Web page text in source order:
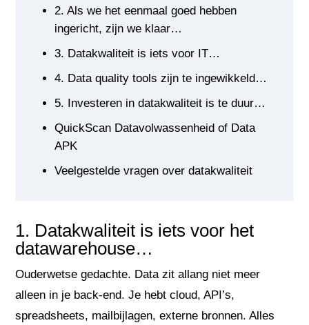
2. Als we het eenmaal goed hebben
ingericht, zijn we klaar…
3. Datakwaliteit is iets voor IT…
4. Data quality tools zijn te ingewikkeld…
5. Investeren in datakwaliteit is te duur…
QuickScan Datavolwassenheid of Data
APK
Veelgestelde vragen over datakwaliteit
1. Datakwaliteit is iets voor het
datawarehouse…
Ouderwetse gedachte. Data zit allang niet meer
alleen in je back-end. Je hebt cloud, API’s,
spreadsheets, mailbijlagen, externe bronnen. Alles